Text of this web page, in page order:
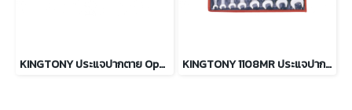
KINGTONY ประแจปากตาย Open End Wrench (ระบบมิล) KINGTONY 1108MR ประแจปากตาย 8ตัว/ชุด (ระบบมิล)